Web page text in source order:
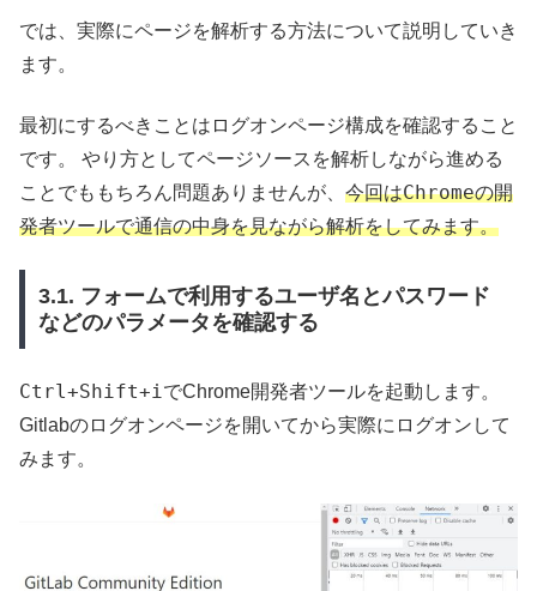
では、実際にページを解析する方法について説明していき
ます。
最初にするべきことはログオンページ構成を確認すること
です。 やり方としてページソースを解析しながら進める
ことでももちろん問題ありませんが、 今回はChromeの開
発者ツールで通信の中身を見ながら解析をしてみます。
3.1. フォームで利用するユーザ名とパスワード
などのパラメータを確認する
Ctrl+Shift+iでChrome開発者ツールを起動します。
Gitlabのログオンページを開いてから実際にログオンして
みます。